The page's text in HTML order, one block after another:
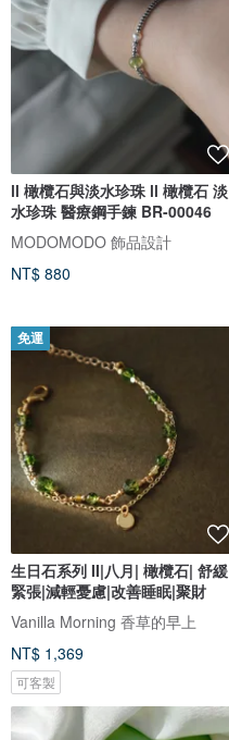
ll 橄欖石與淡水珍珠 ll 橄欖石 淡
水珍珠 醫療鋼手鍊 BR-00046
MODOMODO 飾品設計
NT$ 880
免運
生日石系列 II|八月| 橄欖石| 舒緩
緊張|減輕憂慮|改善睡眠|聚財
Vanilla Morning 香草的早上
NT$ 1,369
可客製